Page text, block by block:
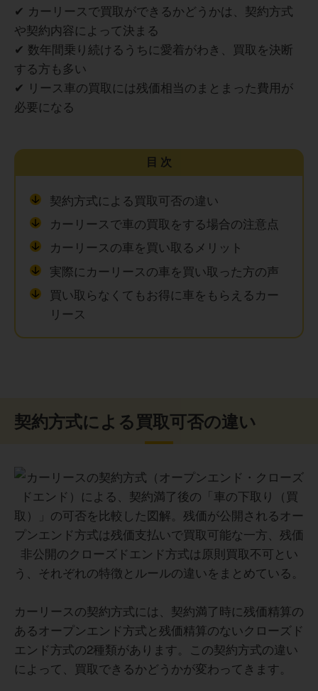
✔ カーリースで買取ができるかどうかは、契約方式
や契約内容によって決まる
✔ 数年間乗り続けるうちに愛着がわき、買取を決断
する方も多い
✔ リース車の買取には残価相当のまとまった費用が
必要になる
目次
契約方式による買取可否の違い
カーリースで車の買取をする場合の注意点
カーリースの車を買い取るメリット
実際にカーリースの車を買い取った方の声
買い取らなくてもお得に車をもらえるカー
リース
契約方式による買取可否の違い
カーリースの契約方式には、契約満了時に残価精算の
あるオープンエンド方式と残価精算のないクローズド
エンド方式の2種類があります。この契約方式の違い
によって、買取できるかどうかが変わってきます。